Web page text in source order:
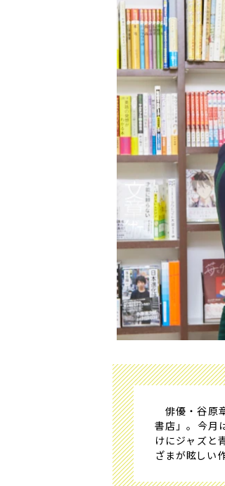
俳優・谷原
書店」。今月
けにジャズと
ざまが眩しい